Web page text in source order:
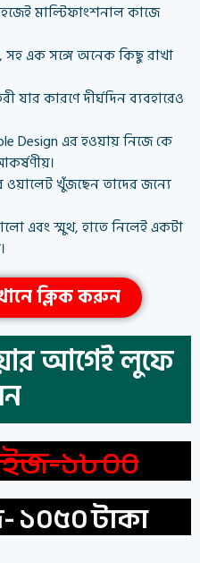
মাল্টিফাংশনাল কাজে
সহ এক সঙ্গে অনেক কিছু রাখা
যার কারণে দীর্ঘদিন ব্যবহারেও
Design এর হওয়ায় নিজে কে
খুঁজছেন তাদের জন্যে
এবং স্মুথ, হাতে নিলেই একটা
ক্লিক করুন
আগেই লুফে
১৮০০
১০৫০ টাকা